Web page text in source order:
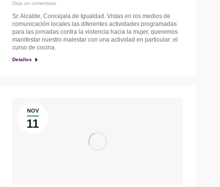
Deja un comentario
Sr. Alcalde, Concejala de Igualdad. Vistas en los medios de
comunicación locales las diferentes actividades programadas
para las jornadas contra la violencia hacia la mujer, queremos
manifestar nuestro malestar con una actividad en particular: el
curso de cocina.
Detalles
NOV
11